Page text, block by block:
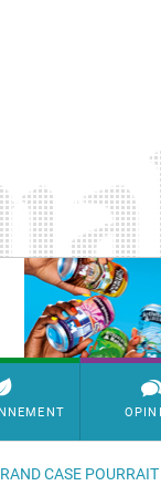
SimpleAds
CASE